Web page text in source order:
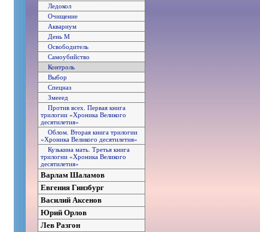
Ледокол
Очищение
Аквариум
День М
Освободитель
Самоубийство
Контроль
Выбор
Спецназ
Змееед
Против всех. Первая книга
трилогии «Хроника Великого
десятилетия»
Облом. Вторая книга трилогии
«Хроника Великого десятилетия»
Кузькина мать. Третья книга
трилогии «Хроника Великого
десятилетия»
Варлам Шаламов
Евгения Гинзбург
Василий Аксенов
Юрий Орлов
Лев Разгон